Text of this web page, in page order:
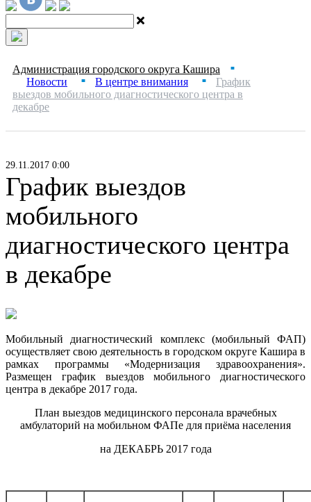
Администрация городского округа Кашира ■
Новости ■ В центре внимания ■
График
выездов мобильного диагностического центра в
декабре
29.11.2017 0:00
График выездов
мобильного
диагностического центра
в декабре
Мобильный диагностический комплекс (мобильный ФАП)
осуществляет свою деятельность в городском округе Кашира в
рамках программы «Модернизация здравоохранения».
Размещен график выездов мобильного диагностического
центра в декабре 2017 года.
План выездов медицинского персонала врачебных
амбулаторий на мобильном ФАПе для приёма населения
на ДЕКАБРЬ 2017 года